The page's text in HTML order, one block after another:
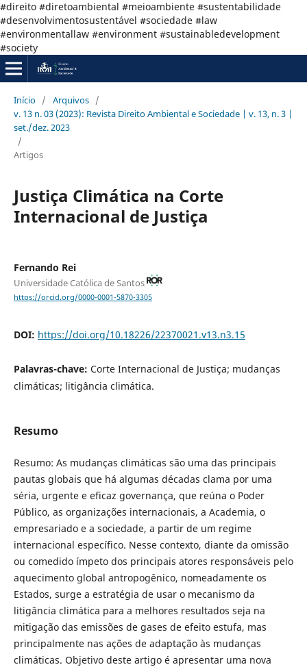
#direito #diretoambiental #meioambiente #sustentabilidade
#desenvolvimentosustentável #sociedade #law
#environmentallaw #environment #sustainabledevelopment
#society
Início / Arquivos /
v. 13 n. 03 (2023): Revista Direito Ambiental e Sociedade | v. 13, n. 3 |
set./dez. 2023
/
Artigos
Justiça Climática na Corte
Internacional de Justiça
Fernando Rei
Universidade Católica de Santos
https://orcid.org/0000-0001-5870-3305
DOI: https://doi.org/10.18226/22370021.v13.n3.15
Palavras-chave: Corte Internacional de Justiça; mudanças
climáticas; litigância climática.
Resumo
Resumo: As mudanças climáticas são uma das principais
pautas globais que há algumas décadas clama por uma
séria, urgente e eficaz governança, que reúna o Poder
Público, as organizações internacionais, a Academia, o
empresariado e a sociedade, a partir de um regime
internacional específico. Nesse contexto, diante da omissão
ou comedido ímpeto dos principais atores responsáveis pelo
aquecimento global antropogênico, nomeadamente os
Estados, surge a estratégia de usar o mecanismo da
litigância climática para a melhores resultados seja na
mitigação das emissões de gases de efeito estufa, mas
principalmente nas ações de adaptação às mudanças
climáticas. Objetivo deste artigo é apresentar uma nova